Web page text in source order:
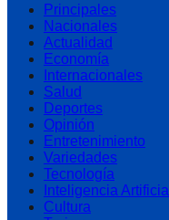
Principales
Nacionales
Actualidad
Economía
Internacionales
Salud
Deportes
Opinión
Entretenimiento
Variedades
Tecnología
Inteligencia Artificial
Cultura